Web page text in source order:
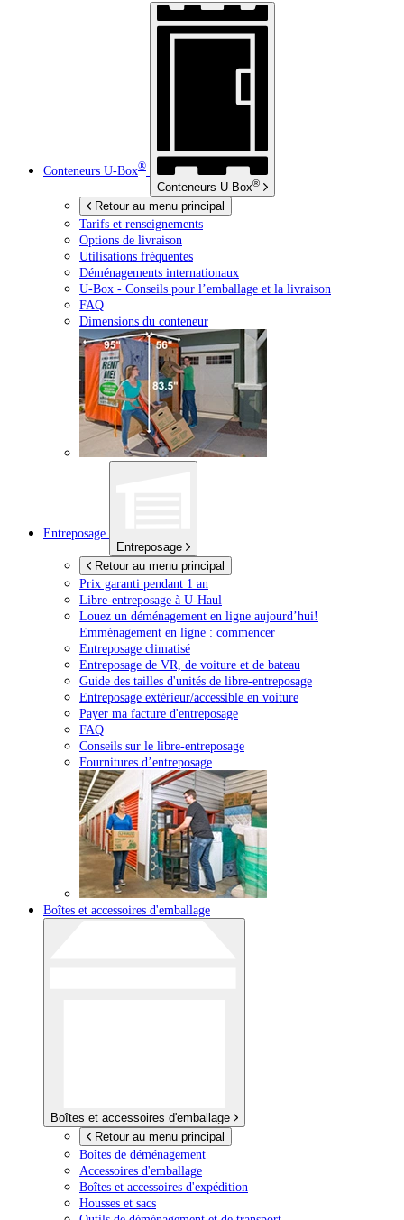
Conteneurs U-Box®
Conteneurs U-Box®
Retour au menu principal
Tarifs et renseignements
Options de livraison
Utilisations fréquentes
Déménagements internationaux
U-Box - Conseils pour l’emballage et la livraison
FAQ
Dimensions du conteneur
Entreposage
Entreposage
Retour au menu principal
Prix garanti pendant 1 an
Libre-entreposage à U-Haul
Louez un déménagement en ligne aujourd’hui!
Emménagement en ligne : commencer
Entreposage climatisé
Entreposage de VR, de voiture et de bateau
Guide des tailles d'unités de libre-entreposage
Entreposage extérieur/accessible en voiture
Payer ma facture d'entreposage
FAQ
Conseils sur le libre-entreposage
Fournitures d’entreposage
Boîtes et accessoires d'emballage
Boîtes et accessoires d'emballage
Retour au menu principal
Boîtes de déménagement
Accessoires d'emballage
Boîtes et accessoires d'expédition
Housses et sacs